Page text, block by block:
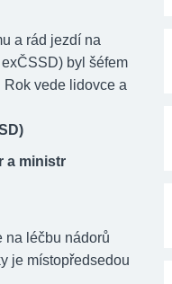
a rád jezdí na
exČSSD) byl šéfem
Rok vede lidovce a
a ministr
na léčbu nádorů
je místopředsedou